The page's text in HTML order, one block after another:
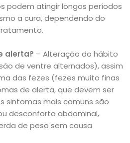
podem atingir longos períodos
a cura, dependendo do
alerta? – Alteração do hábito
de ventre alternados), assim
das fezes (fezes muito finas
de alerta, que devem ser
sintomas mais comuns são
desconforto abdominal,
de peso sem causa